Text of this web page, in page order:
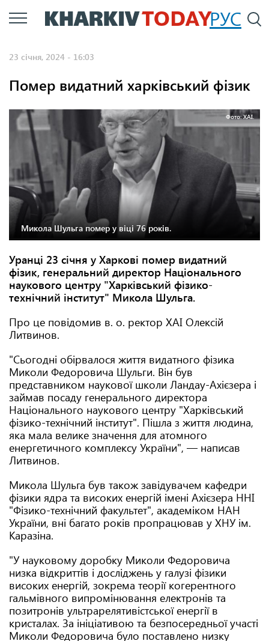
Перейти
до
РУС
23 січня, 2024 - 16:03
Помер видатний харківський фізик
Фото: ХАІ.
Микола Шульга помер у віці 76 років.
Уранці 23 січня у Харкові помер видатний
фізик, генеральний директор Національного
наукового центру "Харківський фізико-
технічний інститут" Микола Шульга.
Про це повідомив в. о. ректор ХАІ Олексій
Литвинов.
"Сьогодні обірвалося життя видатного фізика
Миколи Федоровича Шульги. Він був
представником наукової школи Ландау-Ахієзера і
займав посаду генерального директора
Національного наукового центру "Харківський
фізико-технічний інститут". Пішла з життя людина,
яка мала велике значення для атомного
енергетичного комплексу України", — написав
Литвинов.
Микола Шульга був також завідувачем кафедри
фізики ядра та високих енергій імені Ахієзера ННІ
"Фізико-технічний факультет", академіком НАН
України, вні багато років пропрацював у ХНУ ім.
Каразіна.
"У науковому доробку Миколи Федоровича
низка відкриттів і досліджень у галузі фізики
високих енергій, зокрема теорії когерентного
гальмівного випромінювання електронів та
позитронів ультрарелятивістської енергії в
кристалах. За ініціативою та безпосередньої участі
Миколи Федоровича було поставлено низку